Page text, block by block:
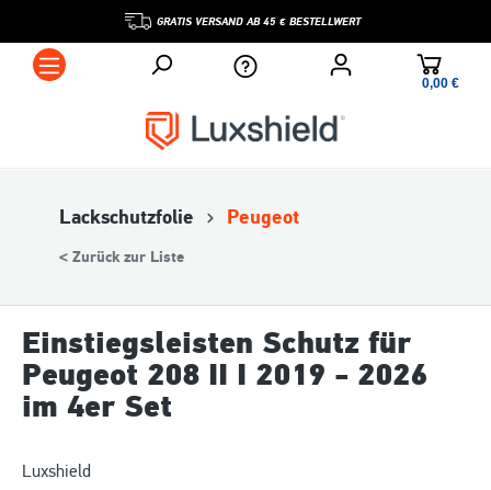
GRATIS VERSAND AB 45 € BESTELLWERT
0,00 €*
Lackschutzfolie Peugeot
< Zurück zur Liste
Einstiegsleisten Schutz für
Peugeot 208 II I 2019 - 2026
im 4er Set
Luxshield